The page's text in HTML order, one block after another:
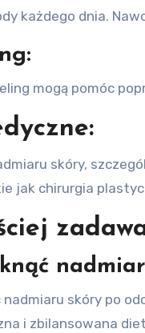
każdego dnia.
mogą pomóc
skóry,
jak chirurgia
skóry po
i zbilansowana